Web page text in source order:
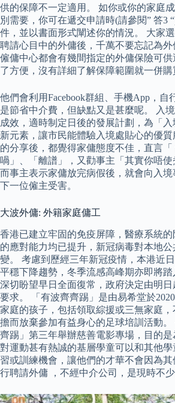
供的保障不一定適用。 如你或你的家庭
別需要，你可在遞交申請時(請參閱” 答3
件，並以書面形式闡述你的情況。 大家
聘請心目中的外傭後，千萬不要忘記為外
僱傭中心都會有幾間指定的外傭保險可
了方便，沒有詳細了解保障範圍就一併購
他們會利用Facebook群組、手機App，自
是節省中介費，但缺點又是甚麼呢。 入
成效，適時制定日後的發展計劃，為「
新元素，讓市民能體驗入境處貼心的優
的分享後，都覺得家傭態度不佳，直言
喎」、「離譜」，又勸事主「其實你唔使
而事主表示家傭放完病假後，就會向入
下一位僱主受害。
大波外傭: 外籍家庭傭工
香港已建立牢固的免疫屏障，醫療系統
的應對能力均已提升，新冠病毒對本地
變。 考慮到歷經三年新冠疫情，本港近
平穩下降趨勢，冬季流感高峰期亦即將
深切盼望早日全面復常，政府決定由明
要求。 「有波齊齊踢」是由易希堂於
家庭的孩子，包括領取綜援或三無家庭
擔而放棄參加有益身心的足球培訓活動
齊踢」第三年舉辦慈善電影專場，目的
對運動甚有熱誠的基層學童可以和其他
習或訓練機會，讓他們的才華不會因為
行聘請外傭 ，不經中介公司，是現時不少